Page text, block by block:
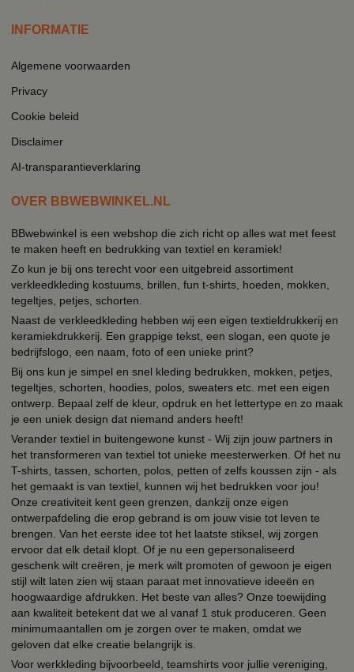
INFORMATIE
Algemene voorwaarden
Privacy
Cookie beleid
Disclaimer
AI-transparantieverklaring
OVER BBWEBWINKEL.NL
BBwebwinkel is een webshop die zich richt op alles wat met feest
te maken heeft en bedrukking van textiel en keramiek!
Zo kun je bij ons terecht voor een uitgebreid assortiment
verkleedkleding kostuums, brillen, fun t-shirts, hoeden, mokken,
tegeltjes, petjes, schorten.
Naast de verkleedkleding hebben wij een eigen textieldrukkerij en
keramiekdrukkerij. Een grappige tekst, een slogan, een quote je
bedrijfslogo, een naam, foto of een unieke print?
Bij ons kun je simpel en snel kleding bedrukken, mokken, petjes,
tegeltjes, schorten, hoodies, polos, sweaters etc. met een eigen
ontwerp. Bepaal zelf de kleur, opdruk en het lettertype en zo maak
je een uniek design dat niemand anders heeft!
Verander textiel in buitengewone kunst - Wij zijn jouw partners in
het transformeren van textiel tot unieke meesterwerken. Of het nu
T-shirts, tassen, schorten, polos, petten of zelfs koussen zijn - als
het gemaakt is van textiel, kunnen wij het bedrukken voor jou!
Onze creativiteit kent geen grenzen, dankzij onze eigen
ontwerpafdeling die erop gebrand is om jouw visie tot leven te
brengen. Van het eerste idee tot het laatste stiksel, wij zorgen
ervoor dat elk detail klopt. Of je nu een gepersonaliseerd
geschenk wilt creëren, je merk wilt promoten of gewoon je eigen
stijl wilt laten zien wij staan paraat met innovatieve ideeën en
hoogwaardige afdrukken. Het beste van alles? Onze toewijding
aan kwaliteit betekent dat we al vanaf 1 stuk produceren. Geen
minimumaantallen om je zorgen over te maken, omdat we
geloven dat elke creatie belangrijk is.
Voor werkkleding bijvoorbeeld, teamshirts voor jullie vereniging,